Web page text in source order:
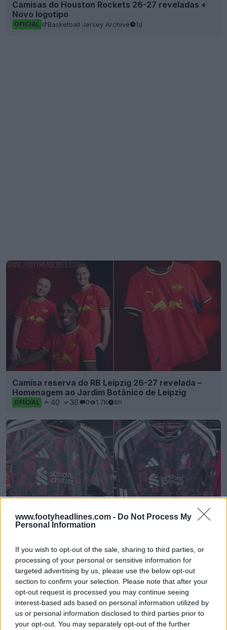
www.footyheadlines.com - Do Not Process My
Personal Information
If you wish to opt-out of the sale, sharing to third parties, or
processing of your personal or sensitive information for
targeted advertising by us, please use the below opt-out
section to confirm your selection. Please note that after your
opt-out request is processed you may continue seeing
interest-based ads based on personal information utilized by
us or personal information disclosed to third parties prior to
your opt-out. You may separately opt-out of the further
Camisas do Houston Rockets 26-27 reveladas +
Novo logotipo
OFICIAL Basketball Jersey Archive 1d
Camisa reserva do RB Leipzig 26-27 revelada –
Homenagem ao Jardim Botânico de Leipzig
OFICIAL 40 36 0 1.7K 8h
avistada à venda
VAZAMENTO 126 87 0 190.3K 9h